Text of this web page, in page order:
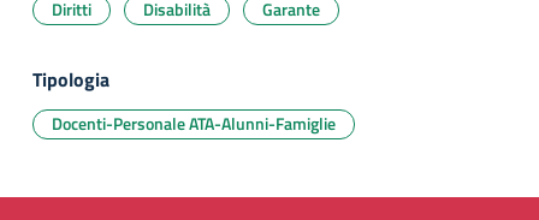
Diritti Disabilità Garante
Tipologia
Docenti-Personale ATA-Alunni-Famiglie